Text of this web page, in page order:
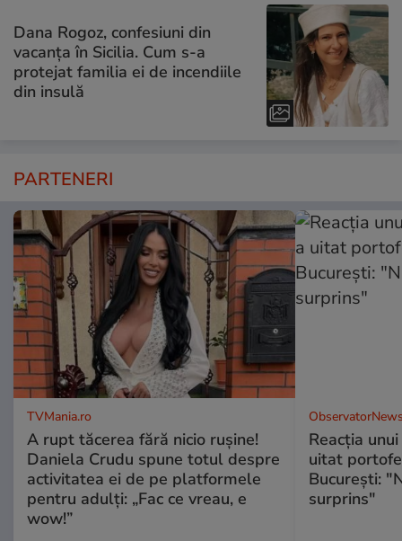
Dana Rogoz, confesiuni din
vacanța în Sicilia. Cum s-a
protejat familia ei de incendiile
din insulă
PARTENERI
TVMania.ro
A rupt tăcerea fără nicio rușine!
Daniela Crudu spune totul despre
activitatea ei de pe platformele
pentru adulți: „Fac ce vreau, e
wow!”
Reacţia
uitat
Bucureşti:
surprins"